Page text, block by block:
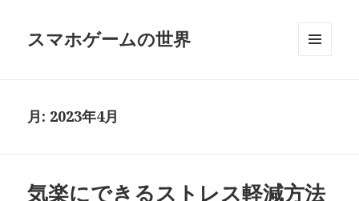
スマホゲームの世界
月: 2023年4月
気楽にできるストレス軽減方法